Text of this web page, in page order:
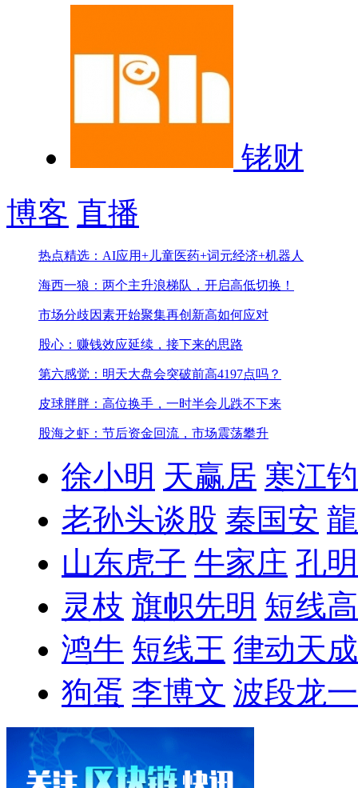
铑财
博客 直播
热点精选：AI应用+儿童医药+词元经济+机器人
海西一狼：两个主升浪梯队，开启高低切换！
市场分歧因素开始聚集再创新高如何应对
股心：赚钱效应延续，接下来的思路
第六感觉：明天大盘会突破前高4197点吗？
皮球胖胖：高位换手，一时半会儿跌不下来
股海之虾：节后资金回流，市场震荡攀升
徐小明 天赢居 寒江
老孙头谈股 秦国安
山东虎子 牛家庄 孔
灵枝 旗帜先明 短线
鸿牛 短线王 律动天成
狗蛋 李博文 波段龙一